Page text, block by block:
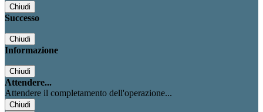
Chiudi
Successo
Chiudi
Informazione
Chiudi
Attendere...
Attendere il completamento dell'operazione...
Chiudi